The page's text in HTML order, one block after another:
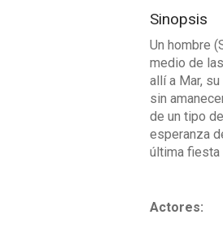
Sinopsis
Un hombre
medio de
allí a Mar,
sin
de un tipo
esperanza
última fiesta
Actores: